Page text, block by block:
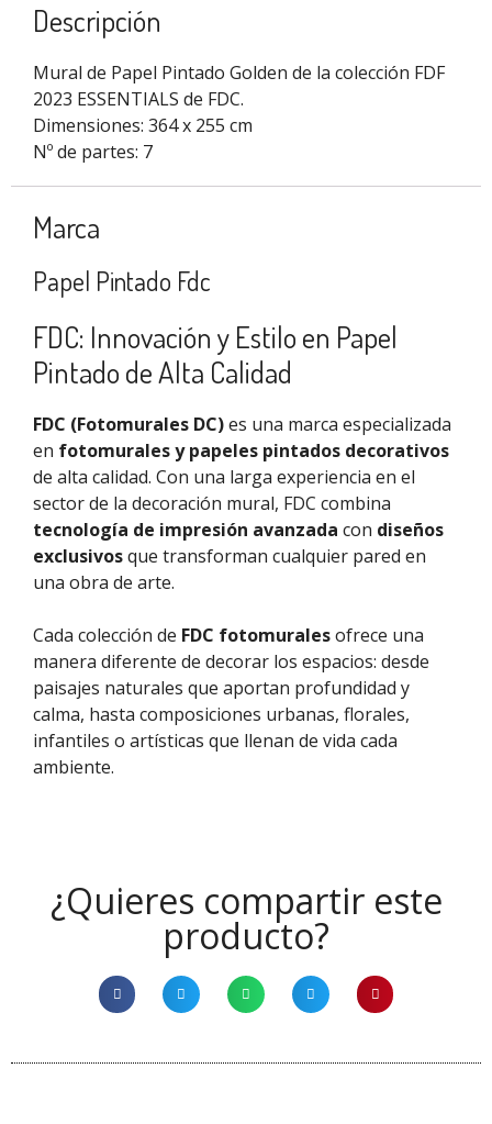
Descripción
Mural de Papel Pintado Golden de la colección FDF
2023 ESSENTIALS de FDC.
Dimensiones: 364 x 255 cm
Nº de partes: 7
Marca
Papel Pintado Fdc
FDC: Innovación y Estilo en Papel
Pintado de Alta Calidad
FDC (Fotomurales DC)es una marca especializada
en fotomurales y papeles pintados decorativos
de alta calidad. Con una larga experiencia en el
sector de la decoración mural, FDC combina
tecnología de impresión avanzada con diseños
exclusivosque transforman cualquier pared en
una obra de arte.
Cada colección de FDC fotomuralesofrece una
manera diferente de decorar los espacios: desde
paisajes naturales que aportan profundidad y
calma, hasta composiciones urbanas, florales,
infantiles o artísticas que llenan de vida cada
ambiente.
¿Quieres compartir este
producto?